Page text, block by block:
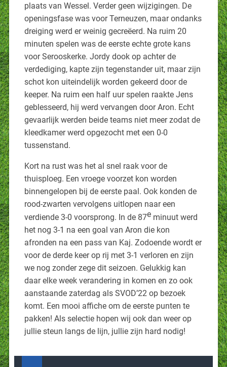
plaats van Wessel. Verder geen wijzigingen. De
openingsfase was voor Terneuzen, maar ondanks
dreiging werd er weinig gecreëerd. Na ruim 20
minuten spelen was de eerste echte grote kans
voor Serooskerke. Jordy dook op achter de
verdediging, kapte zijn tegenstander uit, maar zijn
schot kon uiteindelijk worden gekeerd door de
keeper. Na ruim een half uur spelen raakte Jens
geblesseerd, hij werd vervangen door Aron. Echt
gevaarlijk werden beide teams niet meer zodat de
kleedkamer werd opgezocht met een 0-0
tussenstand.
Kort na rust was het al snel raak voor de
thuisploeg. Een vroege voorzet kon worden
binnengelopen bij de eerste paal. Ook konden de
rood-zwarten vervolgens uitlopen naar een
verdiende 3-0 voorsprong. In de 87eminuut werd
het nog 3-1 na een goal van Aron die kon
afronden na een pass van Kaj. Zodoende wordt er
voor de derde keer op rij met 3-1 verloren en zijn
we nog zonder zege dit seizoen. Gelukkig kan
daar elke week verandering in komen en zo ook
aanstaande zaterdag als SVOD’22 op bezoek
komt. Een mooi affiche om de eerste punten te
pakken! Als selectie hopen wij ook dan weer op
jullie steun langs de lijn, jullie zijn hard nodig!